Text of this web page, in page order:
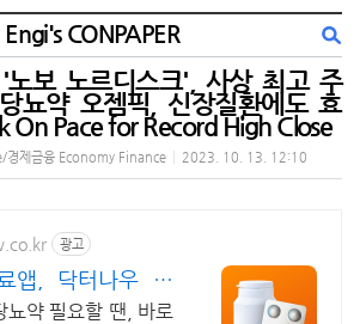
Engi's CONPAPER
보 노르디스크', 사상 최고 주
뇨약 오젬픽, 신장질환에도 효
On Pace for Record High Close
경제금융 Economy Finance 2023. 10. 13. 12:10
광고
앱, 닥터나우 앱
돌파!
뇨약 필요할 땐, 바로